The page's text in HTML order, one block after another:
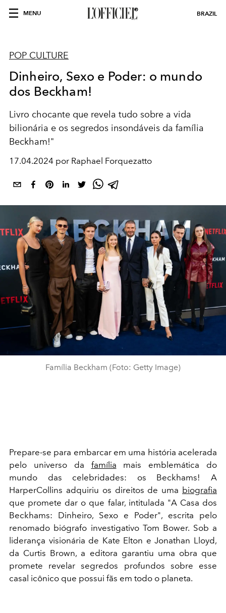
MENU BRAZIL
POP CULTURE
Dinheiro, Sexo e Poder: o mundo
dos Beckham!
Livro chocante que revela tudo sobre a vida
bilionária e os segredos insondáveis da família
Beckham!"
17.04.2024 por Raphael Forquezatto
Família Beckham (Foto: Getty Image)
Prepare-se para embarcar em uma história acelerada
pelo universo da família mais emblemática do
mundo das celebridades: os Beckhams! A
HarperCollins adquiriu os direitos de uma biografia
que promete dar o que falar, intitulada "A Casa dos
Beckhams: Dinheiro, Sexo e Poder", escrita pelo
renomado biógrafo investigativo Tom Bower. Sob a
liderança visionária de Kate Elton e Jonathan Lloyd,
da Curtis Brown, a editora garantiu uma obra que
promete revelar segredos profundos sobre esse
casal icônico que possui fãs em todo o planeta.